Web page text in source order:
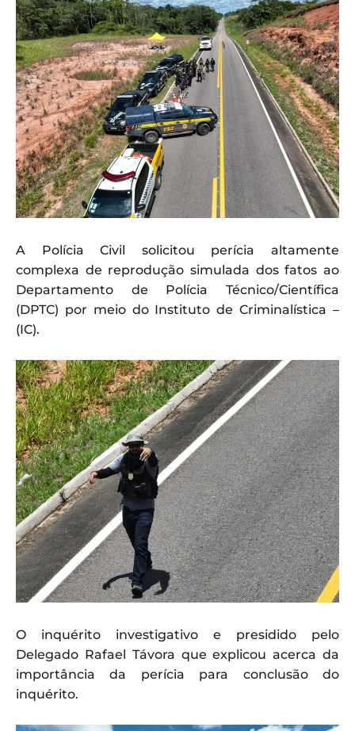
A Polícia Civil solicitou perícia altamente
complexa de reprodução simulada dos fatos ao
Departamento de Polícia Técnico/Científica
(DPTC) por meio do Instituto de Criminalística –
(IC).
O inquérito investigativo e presidido pelo
Delegado Rafael Távora que explicou acerca da
importância da perícia para conclusão do
inquérito.